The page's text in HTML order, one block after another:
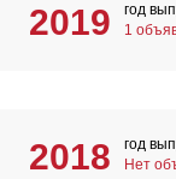
2019
год
1
2018
год
Нет